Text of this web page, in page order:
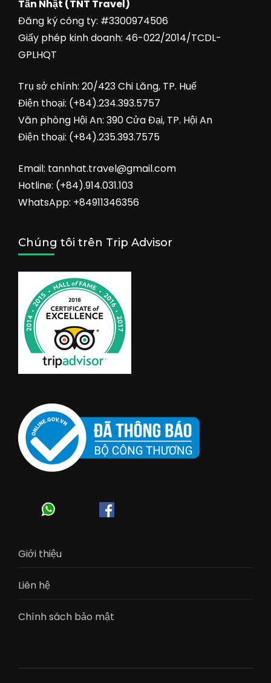
Tấn Nhật (TNT Travel)
Đăng ký công ty: #3300974506
Giấy phép kinh doanh: 46-022/2014/TCDL-
GPLHQT
Trụ sở chính: 20/423 Chi Lăng, TP. Huế
Điện thoại: (+84).234.393.5757
Văn phòng Hội An: 390 Cửa Đại, TP. Hội An
Điện thoại: (+84).235.393.7575
Email: tannhat.travel@gmail.com
Hotline: (+84).914.031.103
WhatsApp: +84911346356
Chúng tôi trên Trip Advisor
Giới thiệu
Liên hệ
Chính sách bảo mật